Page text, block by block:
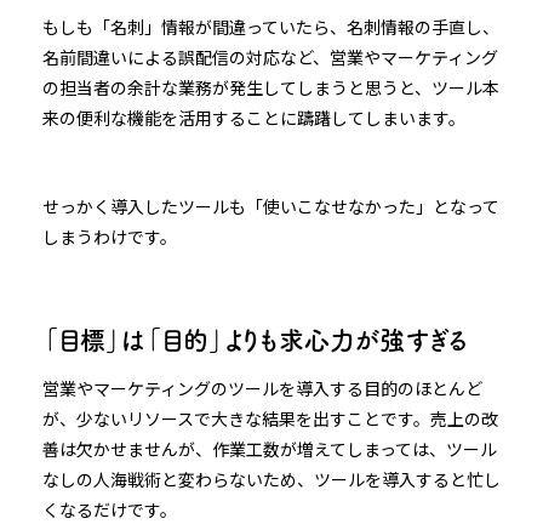
もしも「名刺」情報が間違っていたら、名刺情報の手直し、
名前間違いによる誤配信の対応など、営業やマーケティング
の担当者の余計な業務が発生してしまうと思うと、ツール本
来の便利な機能を活用することに躊躇してしまいます。
せっかく導入したツールも「使いこなせなかった」となって
しまうわけです。
「目標」は「目的」よりも求心力が強すぎる
営業やマーケティングのツールを導入する目的のほとんど
が、少ないリソースで大きな結果を出すことです。売上の改
善は欠かせませんが、作業工数が増えてしまっては、ツール
なしの人海戦術と変わらないため、ツールを導入すると忙し
くなるだけです。